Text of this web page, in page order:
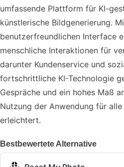
umfassende Plattform für KI-
künstlerische Bildgenerierung.
benutzerfreundlichen Interface
menschliche Interaktionen für
darunter Kundenservice und
fortschrittliche KI-Technologie
Gespräche und ein hohes Maß
Nutzung der Anwendung für
erleichtert.
Bestbewertete Alternative